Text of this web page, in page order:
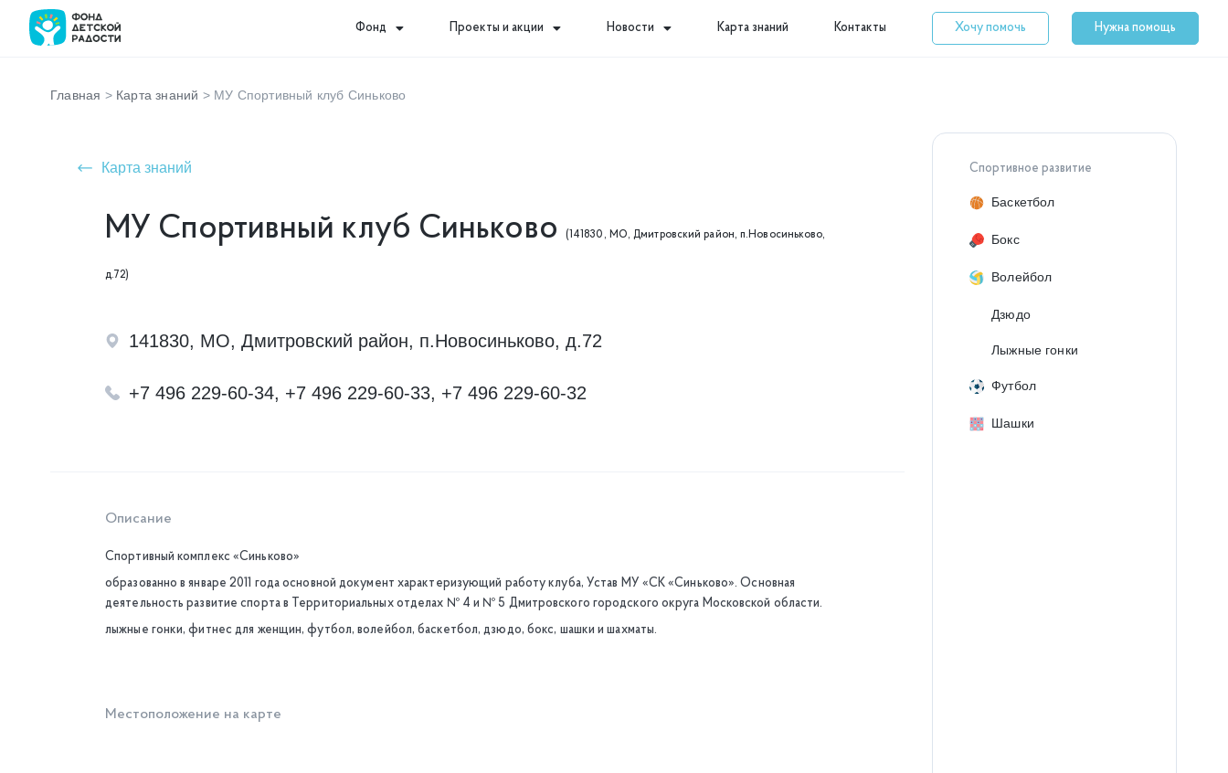
Фонд Проекты и акции Новости Карта знаний Контакты Хочу помочь Нужна помощь
Главная > Карта знаний > МУ Спортивный клуб Синьково
Карта знаний
МУ Спортивный клуб Синьково (141830, МО, Дмитровский район, п.Новосиньково,
д.72)
141830, МО, Дмитровский район, п.Новосиньково, д.72
+7 496 229-60-34, +7 496 229-60-33, +7 496 229-60-32
Описание
Спортивный комплекс «Синьково»
образованно в январе 2011 года основной документ характеризующий работу клуба, Устав МУ «СК «Синьково». Основная
деятельность развитие спорта в Территориальных отделах № 4 и № 5 Дмитровского городского округа Московской области.
лыжные гонки, фитнес для женщин, футбол, волейбол, баскетбол, дзюдо, бокс, шашки и шахматы.
Местоположение на карте
Спортивное развитие
Баскетбол
Бокс
Волейбол
Дзюдо
Лыжные гонки
Футбол
Шашки